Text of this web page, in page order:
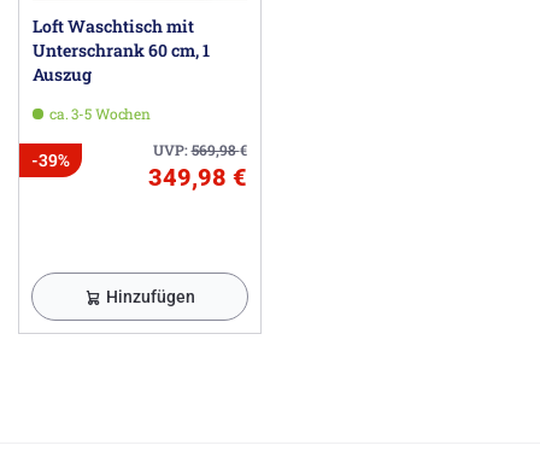
Loft Waschtisch mit
Unterschrank 60 cm, 1
Auszug
ca. 3-5 Wochen
UVP:569,98€
-39%
349,98 €
Hinzufügen